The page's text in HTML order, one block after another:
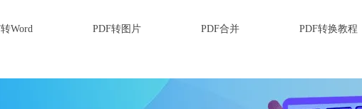
Word PDF转图片 PDF合并 PDF转换教程